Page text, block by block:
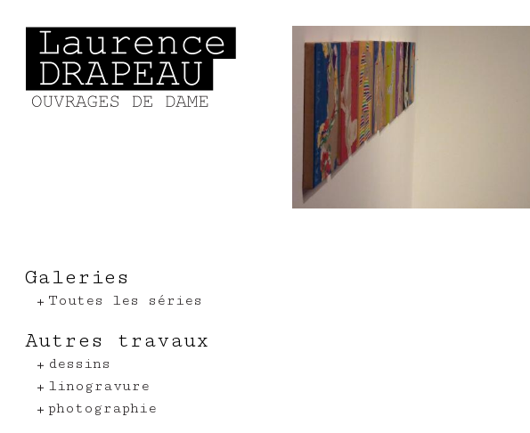
Galeries
Toutes les séries
Autres travaux
dessins
linogravure
photographie